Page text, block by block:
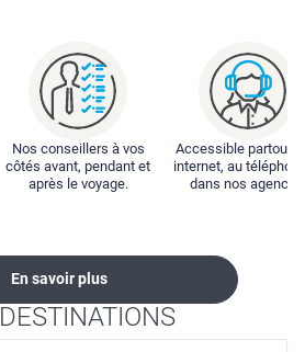
Nos conseillers à vos
côtés avant, pendant et
après le voyage.
Accessible partout :
internet, au
dans nos
En savoir plus
DESTINATIONS